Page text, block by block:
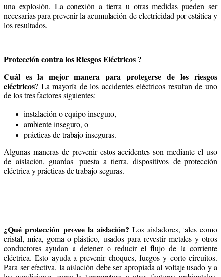
una explosión. La conexión a tierra u otras medidas pueden ser
necesarias para prevenir la acumulación de electricidad por estática y
los resultados.
Protección contra los Riesgos Eléctricos ?
Cuál es la mejor manera para protegerse de los riesgos
eléctricos? La mayoría de los accidentes eléctricos resultan de uno
de los tres factores siguientes:
instalación o equipo inseguro,
ambiente inseguro, o
prácticas de trabajo inseguras.
Algunas maneras de prevenir estos accidentes son mediante el uso
de aislación, guardas, puesta a tierra, dispositivos de protección
eléctrica y prácticas de trabajo seguras.
¿Qué protección provee la aislación? Los aisladores, tales como
cristal, mica, goma o plástico, usados para revestir metales y otros
conductores ayudan a detener o reducir el flujo de la corriente
eléctrica. Esto ayuda a prevenir choques, fuegos y corto circuitos.
Para ser efectiva, la aislación debe ser apropiada al voltaje usado y a